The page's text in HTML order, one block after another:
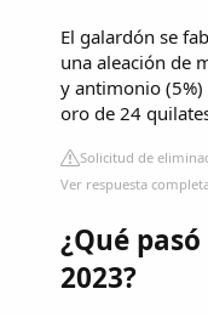
El galardón se
una aleación de
y antimonio (5%)
oro de 24
Solicitud de
Ver respuesta
¿Qué
2023?